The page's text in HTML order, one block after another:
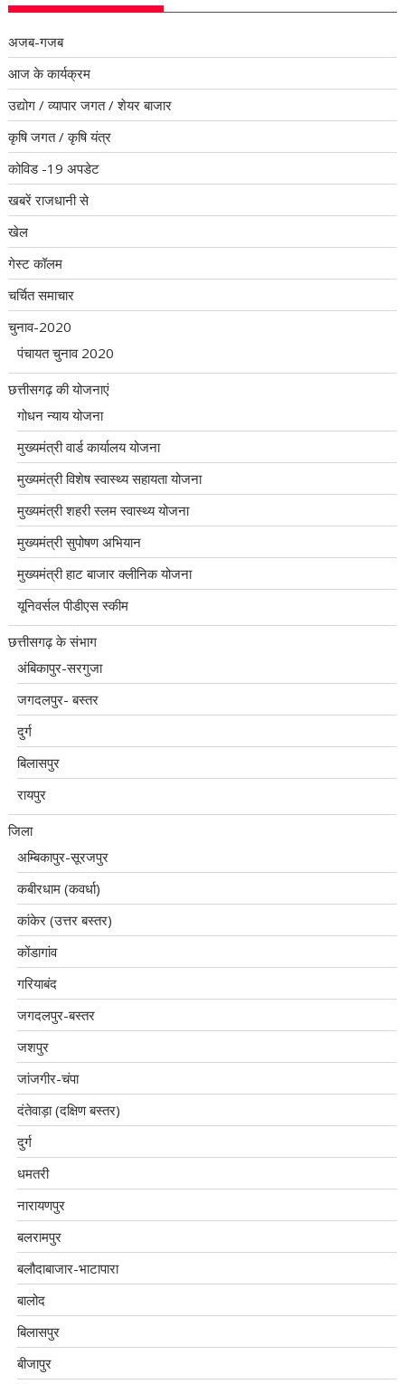
अजब-गजब
आज के कार्यक्रम
उद्योग / व्यापार जगत / शेयर बाजार
कृषि जगत / कृषि यंत्र
कोविड -19 अपडेट
खबरें राजधानी से
खेल
गेस्ट कॉलम
चर्चित समाचार
चुनाव-2020
पंचायत चुनाव 2020
छत्तीसगढ़ की योजनाएं
गोधन न्याय योजना
मुख्यमंत्री वार्ड कार्यालय योजना
मुख्यमंत्री विशेष स्वास्थ्य सहायता योजना
मुख्यमंत्री शहरी स्लम स्वास्थ्य योजना
मुख्यमंत्री सुपोषण अभियान
मुख्यमंत्री हाट बाजार क्लीनिक योजना
यूनिवर्सल पीडीएस स्कीम
छत्तीसगढ़ के संभाग
अंबिकापुर-सरगुजा
जगदलपुर- बस्तर
दुर्ग
बिलासपुर
रायपुर
जिला
अम्बिकापुर-सूरजपुर
कबीरधाम (कवर्धा)
कांकेर (उत्तर बस्तर)
कोंडागांव
गरियाबंद
जगदलपुर-बस्तर
जशपुर
जांजगीर-चंपा
दंतेवाड़ा (दक्षिण बस्तर)
दुर्ग
धमतरी
नारायणपुर
बलरामपुर
बलौदाबाजार-भाटापारा
बालोद
बिलासपुर
बीजापुर